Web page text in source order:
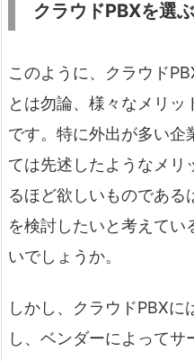
クラウドPBXを選
このように、クラウド
とは勿論、様々なメリッ
です。特に外出が多い企
ては先述したようなメリ
るほど欲しいものである
を検討したいと考えてい
いでしょうか。
しかし、クラウドPBX
し、ベンダーによって